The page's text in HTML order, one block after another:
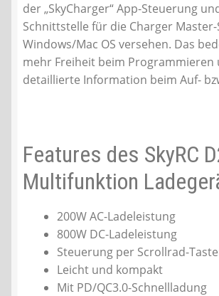
der „SkyCharger“ App-Steuerung
Schnittstelle für die Charger
Windows/Mac OS versehen. Das
mehr Freiheit beim Programmieren
detaillierte Information beim Auf-
Features des SkyRC
Multifunktion
200W AC-Ladeleistung
800W DC-Ladeleistung
Steuerung per Scrollrad-
Leicht und kompakt
Mit PD/QC3.0-Schnellladung